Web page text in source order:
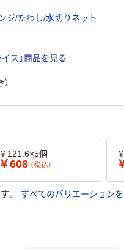
ジ/たわし/水切りネット
ス」商品を見る
￥121.6×5個
￥608 （税込）
。
すべてのバリエーション